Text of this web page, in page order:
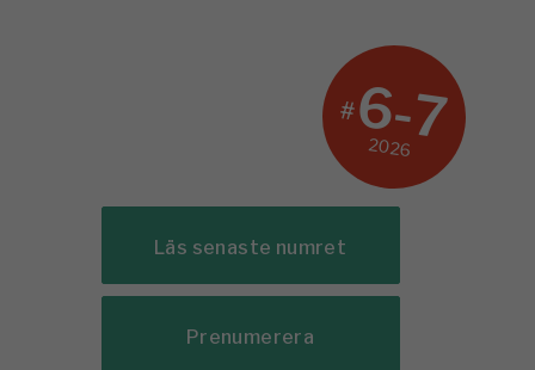
#6-7
2026
Läs senaste numret
Prenumerera